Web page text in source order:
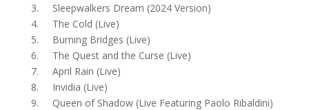
3. Sleepwalkers Dream (2024 Version)
4. The Cold (Live)
5. Burning Bridges (Live)
6. The Quest and the Curse (Live)
7. April Rain (Live)
8. Invidia (Live)
9. Queen of Shadow (Live Featuring Paolo Ribaldini)